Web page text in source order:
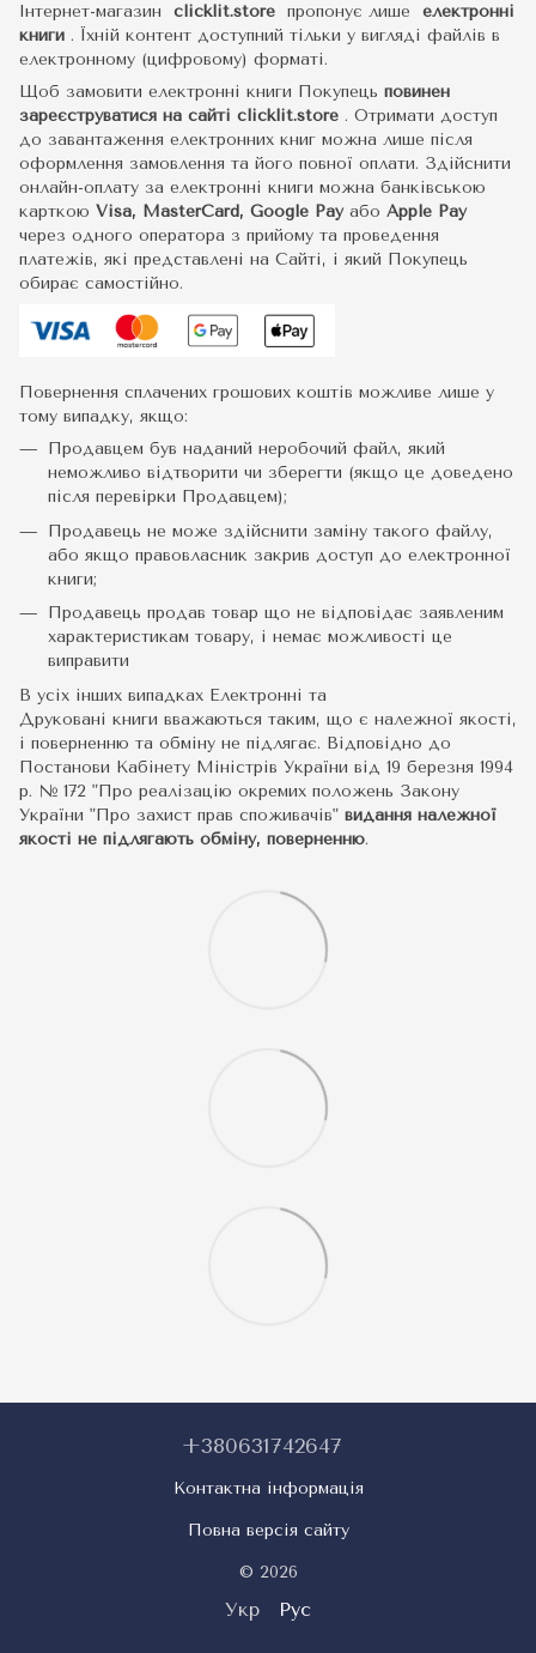
Інтернет-магазин clicklit.store пропонує лише електронні
книги . Їхній контент доступний тільки у вигляді файлів в
електронному (цифровому) форматі.
Щоб замовити електронні книги Покупець повинен
зареєструватися на сайті clicklit.store . Отримати доступ
до завантаження електронних книг можна лише після
оформлення замовлення та його повної оплати. Здійснити
онлайн-оплату за електронні книги можна банківською
карткою Visa, MasterCard, Google Pay або Apple Pay
через одного оператора з прийому та проведення
платежів, які представлені на Сайті, і який Покупець
обирає самостійно.
Повернення сплачених грошових коштів можливе лише у
тому випадку, якщо:
Продавцем був наданий неробочий файл, який
неможливо відтворити чи зберегти (якщо це доведено
після перевірки Продавцем);
Продавець не може здійснити заміну такого файлу,
або якщо правовласник закрив доступ до електронної
книги;
Продавець продав товар що не відповідає заявленим
характеристикам товару, і немає можливості це
виправити
В усіх інших випадках Електронні та
Друковані книги вважаються таким, що є належної якості,
і поверненню та обміну не підлягає. Відповідно до
Постанови Кабінету Міністрів України від 19 березня 1994
р. № 172 "Про реалізацію окремих положень Закону
України "Про захист прав споживачів" видання належної
якості не підлягають обміну, поверненню.
+380631742647
Контактна інформація
Повна версія сайту
© 2026
Укр Рус